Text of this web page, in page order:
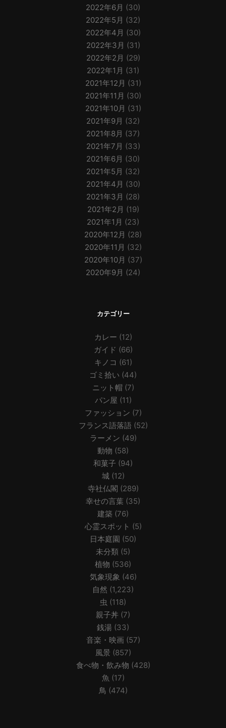
2022年6月 (30)
2022年5月 (32)
2022年4月 (30)
2022年3月 (31)
2022年2月 (29)
2022年1月 (31)
2021年12月 (31)
2021年11月 (30)
2021年10月 (31)
2021年9月 (32)
2021年8月 (37)
2021年7月 (33)
2021年6月 (30)
2021年5月 (32)
2021年4月 (30)
2021年3月 (28)
2021年2月 (19)
2021年1月 (23)
2020年12月 (28)
2020年11月 (32)
2020年10月 (37)
2020年9月 (24)
カテゴリー
カレー (12)
ガイド (66)
キノコ (61)
ゴミ拾い (44)
ニット帽 (7)
パン屋 (11)
ファッション (7)
フランス語落語 (52)
ラーメン (49)
動物 (58)
和菓子 (94)
城(12)
寺社仏閣 (289)
幸せの言葉 (35)
建築 (76)
心霊スポット (5)
日本庭園 (50)
未分類 (5)
植物 (536)
気象現象 (46)
自然 (1,223)
虫 (118)
親子丼 (7)
銭湯 (33)
音楽・映画 (57)
風景(857)
食べ物・飲み物 (428)
魚 (17)
鳥 (474)